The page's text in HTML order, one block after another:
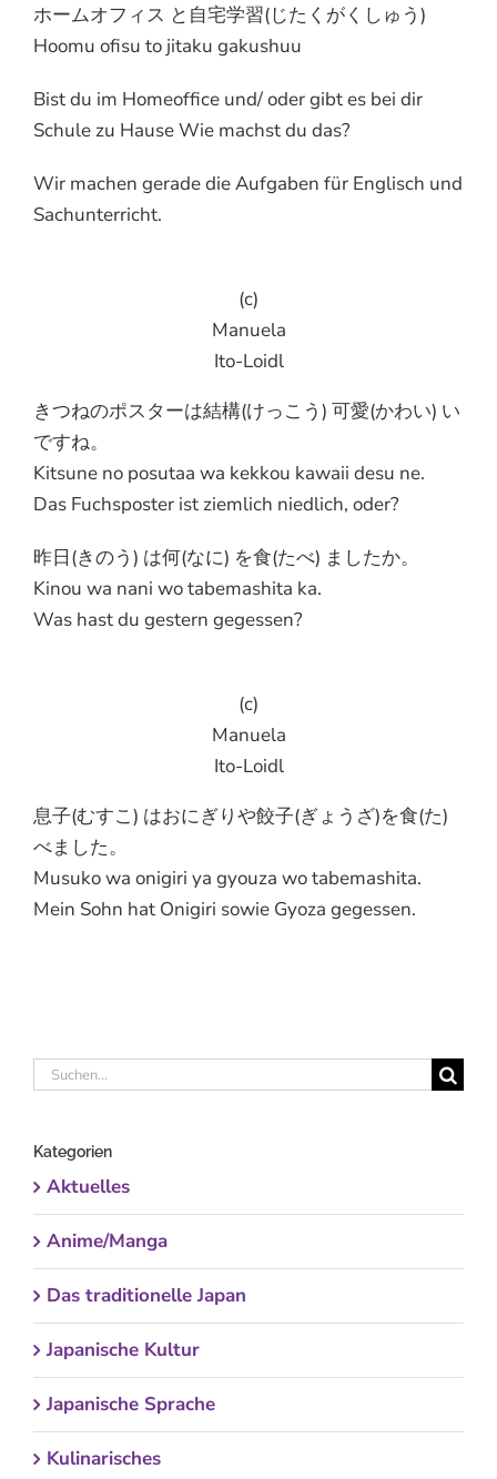
ホームオフィス と自宅学習(じたくがくしゅう)
Hoomu ofisu to jitaku gakushuu
Bist du im Homeoffice und/ oder gibt es bei dir
Schule zu Hause Wie machst du das?
Wir machen gerade die Aufgaben für Englisch und
Sachunterricht.
(c)
Manuela
Ito-Loidl
きつねのポスターは結構(けっこう) 可愛(かわい) い
ですね。
Kitsune no posutaa wa kekkou kawaii desu ne.
Das Fuchsposter ist ziemlich niedlich, oder?
昨日(きのう) は何(なに) を食(たべ) ましたか。
Kinou wa nani wo tabemashita ka.
Was hast du gestern gegessen?
(c)
Manuela
Ito-Loidl
息子(むすこ) はおにぎりや餃子(ぎょうざ)を食(た)
べました。
Musuko wa onigiri ya gyouza wo tabemashita.
Mein Sohn hat Onigiri sowie Gyoza gegessen.
Suche
Kategorien
Aktuelles
Anime/Manga
Das traditionelle Japan
Japanische Kultur
Japanische Sprache
Kulinarisches